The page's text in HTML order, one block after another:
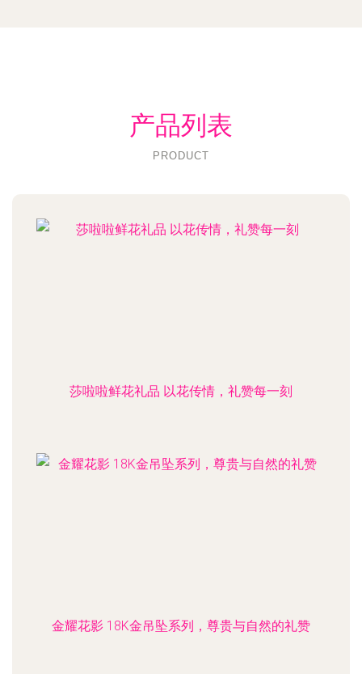
产品列表
PRODUCT
莎啦啦鲜花礼品 以花传情，礼赞每一刻
金耀花影 18K金吊坠系列，尊贵与自然的礼赞